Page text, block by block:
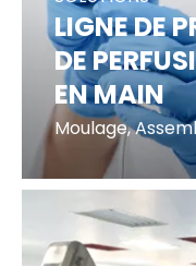
LIGNE DE
DE
EN MAIN
Moulage,